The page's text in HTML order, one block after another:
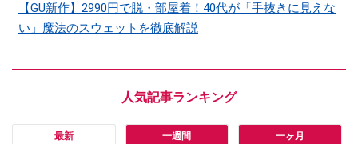
【GU新作】2990円で脱・部屋着！40代が「手抜きに見えな
い」魔法のスウェットを徹底解説
最新 一週間 一ヶ月